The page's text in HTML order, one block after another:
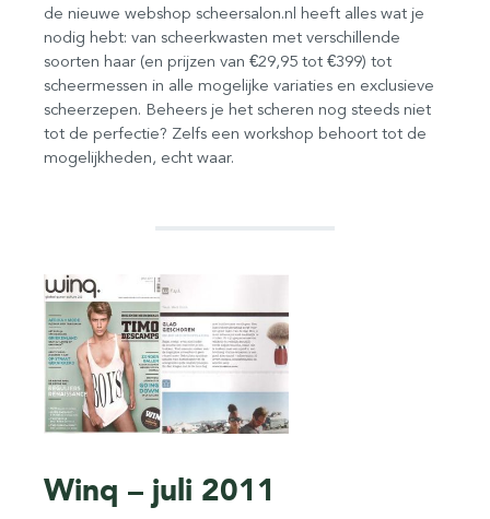
de nieuwe webshop scheersalon.nl heeft alles wat je
nodig hebt: van scheerkwasten met verschillende
soorten haar (en prijzen van €29,95 tot €399) tot
scheermessen in alle mogelijke variaties en exclusieve
scheerzepen. Beheers je het scheren nog steeds niet
tot de perfectie? Zelfs een workshop behoort tot de
mogelijkheden, echt waar.
Winq – juli 2011